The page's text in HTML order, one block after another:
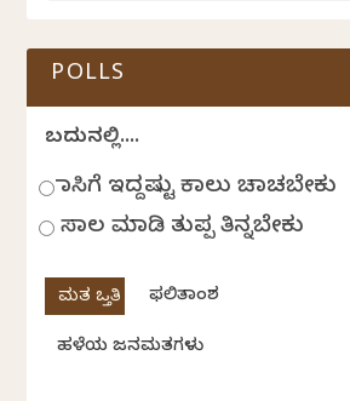
POLLS
ಬದುಕಿನಲ್ಲಿ....
ಹಾಸಿಗೆ ಇದ್ದಷ್ಟು ಕಾಲು ಚಾಚಬೇಕು
ಸಾಲ ಮಾಡಿ ತುಪ್ಪ ತಿನ್ನಬೇಕು
ಫಲಿತಾಂಶ
ಹಳೆಯ ಜನಮತಗಳು